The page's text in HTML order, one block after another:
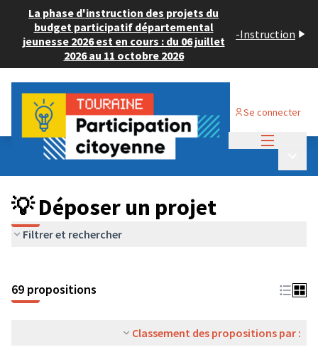
La phase d'instruction des projets du
budget participatif départemental
jeunesse 2026 est en cours : du 06 juillet
2026 au 11 octobre 2026
-Instruction
Se connecter
Budget Participatif ADULTE 2024
💡 Déposer un projet
💡 Déposer un projet
Filtrer et rechercher
69 propositions
Classement des propositions par :